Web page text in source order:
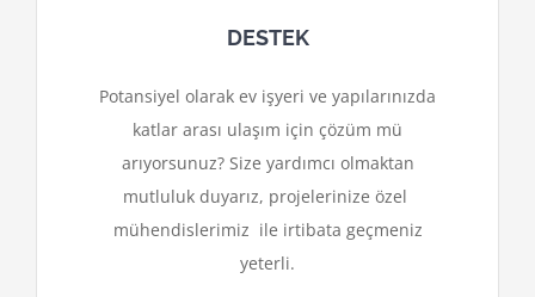
DESTEK
Potansiyel olarak ev işyeri ve yapılarınızda
katlar arası ulaşım için çözüm mü
arıyorsunuz? Size yardımcı olmaktan
mutluluk duyarız, projelerinize özel
mühendislerimiz ile irtibata geçmeniz
yeterli.